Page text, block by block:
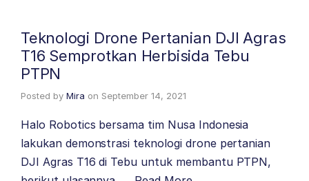
Teknologi Drone Pertanian DJI Agras
T16 Semprotkan Herbisida Tebu
PTPN
Posted by Mira on September 14, 2021
Halo Robotics bersama tim Nusa Indonesia
lakukan demonstrasi teknologi drone pertanian
DJI Agras T16 di Tebu untuk membantu PTPN,